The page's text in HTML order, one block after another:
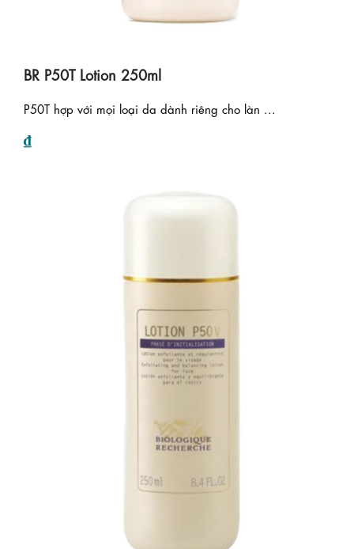
BR P50T Lotion 250ml
P50T hợp với mọi loại da dành riêng cho làn ...
₫